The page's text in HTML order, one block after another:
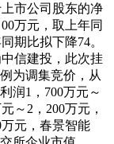
市公司股东的净
万元，取上年同
期比拟下降74。
信建投，此次挂
为调集竞价，从
润1，700万元～
～2，200万元，
元，春景智能